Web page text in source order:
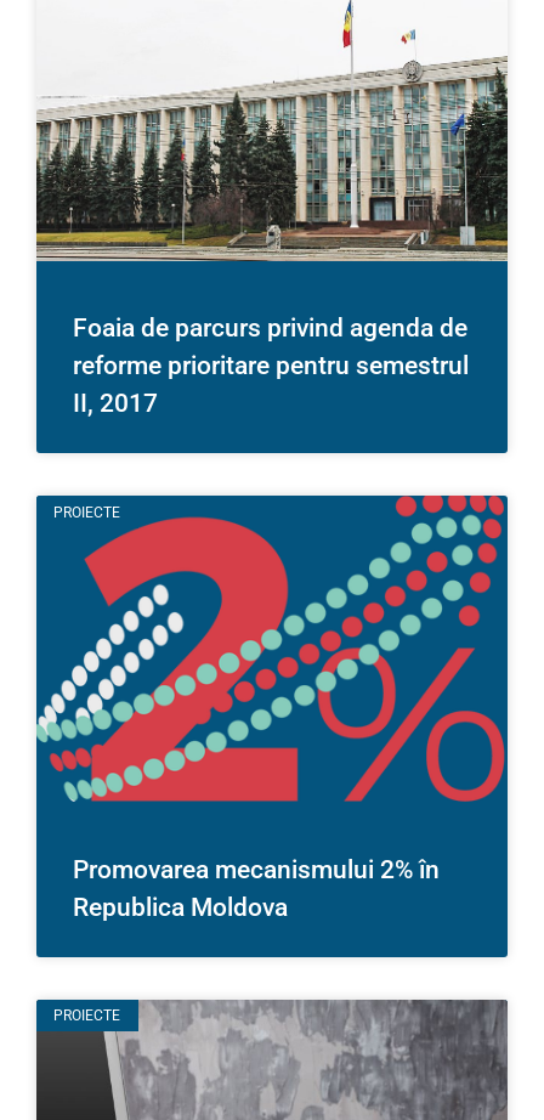
Foaia de parcurs privind agenda de
reforme prioritare pentru semestrul
II, 2017
PROIECTE
Promovarea mecanismului 2% în
Republica Moldova
PROIECTE